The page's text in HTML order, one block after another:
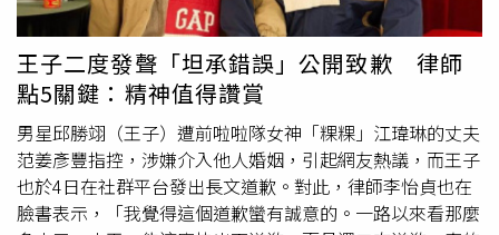
近國家合作，以強化印太區域的共同嚇阻架構。不僅如此，
也會擴展國內外各項協調工作，提升政府、軍隊及公民團體
之間的合作，以提高社會全體在面對人為及自然災害的應變
能力。總統強調，「實力帶來和平」是臺美共同信念，臺灣
將以穩健與果決的行動守護國家主權與民主自由。對此，鄭
麗文於中常會前致詞時表示，賴總統所說的軍事特別預算高
達1.25兆元台幣，而今年度的國防預算高達9495億元，這
就要舉債2000多億元，另外有兩項特別預算要舉債1008億
王子二度發聲「坦承錯誤」公開致歉 律師
點5關鍵：精神值得讚賞
男星邱勝翊（王子）遭前啦啦隊女神「粿粿」江瑋琳的丈夫
范姜彥豐指控，涉嫌介入他人婚姻，引起網友熱議，而王子
也於4日在社群平台發出長文道歉。對此，律師李怡貞也在
臉書表示，「我覺得這個道歉蠻有誠意的。一路以來看那麼